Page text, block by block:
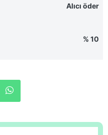
Alıcı öder
% 10